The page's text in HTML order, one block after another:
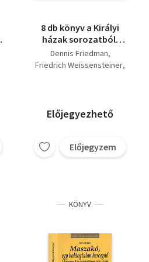
8 db könyv a Királyi
házak sorozatból:
Királyok ​és kurtizánok
- Az angol uralkodók
1804 -1918 + Károly ​és
Kamilla - Egy szerelem
Hercegség frivol
krónikája - A Grimaldik
Dennis Friedman
Friedrich Weissensteiner
Helga Thoma Alain Decaux
Előjegyezhető
Előjegyzem
KÖNYV